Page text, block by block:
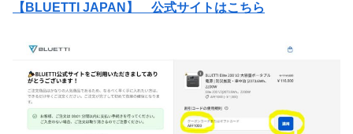
【BLUETTI JAPAN】 公式サイトはこちら